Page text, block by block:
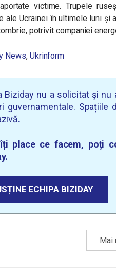
victime. Trupele
ale Ucrainei în ultimele luni și
potrivit companiei
News, Ukrinform
Biziday nu a solicitat și
guvernamentale. Spațiile
place ce facem, poți
ECHIPA BIZIDAY
Mai